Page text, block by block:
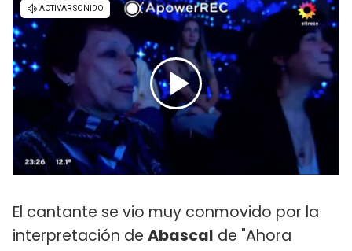
El cantante se vio muy conmovido por la
interpretación de Abascal de "Ahora